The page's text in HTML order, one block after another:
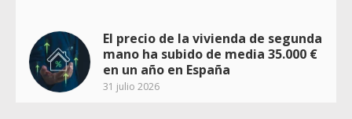
El precio de la vivienda de segunda
mano ha subido de media 35.000 €
en un año en España
31 julio 2026